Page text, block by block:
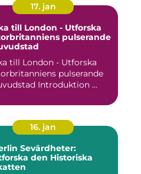
17. jan
till London - Utforska
pulserande
till London - Utforska
pulserande
huvudstad Introduktion ...
16. jan
Sevärdheter:
den Historiska